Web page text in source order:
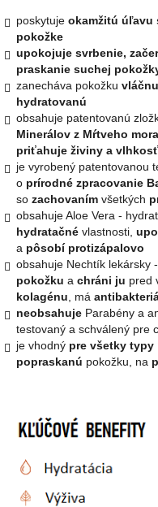
poskytuje okamžitú úľavu
pokožke
upokojuje svrbenie,
praskanie suchej
zanecháva pokožku
hydratovanú
obsahuje patentovanú
Minerálov z Mŕtveho mora
priťahuje živiny a vlhkosť
je vyrobený patentovanou
o prírodné zpracovanie
so zachovaním všetkých
obsahuje Aloe Vera -
hydratačné vlastnosti,
a pôsobí protizápalovo
obsahuje Nechtík lekársky -
pokožku a chráni ju pred
kolagénu , má
neobsahuje Parabény a
testovaný a schválený pre
je vhodný pre všetky typy
popraskanú pokožku, na